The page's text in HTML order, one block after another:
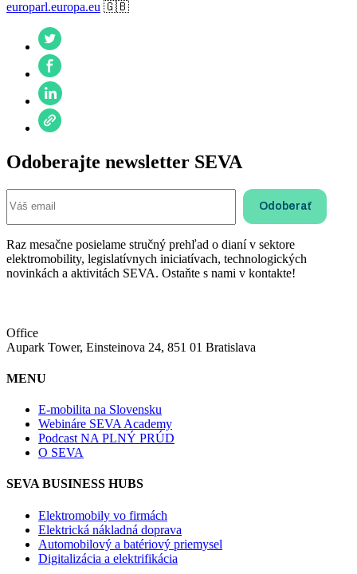
europarl.europa.eu 🇬🇧
Odoberajte newsletter SEVA
Raz mesačne posielame stručný prehľad o dianí v sektore
elektromobility, legislatívnych iniciatívach, technologických
novinkách a aktivitách SEVA. Ostaňte s nami v kontakte!
Office
Aupark Tower, Einsteinova 24, 851 01 Bratislava
MENU
E-mobilita na Slovensku
Webináre SEVA Academy
Podcast NA PLNÝ PRÚD
O SEVA
SEVA BUSINESS HUBS
Elektromobily vo firmách
Elektrická nákladná doprava
Automobilový a batériový priemysel
Digitalizácia a elektrifikácia